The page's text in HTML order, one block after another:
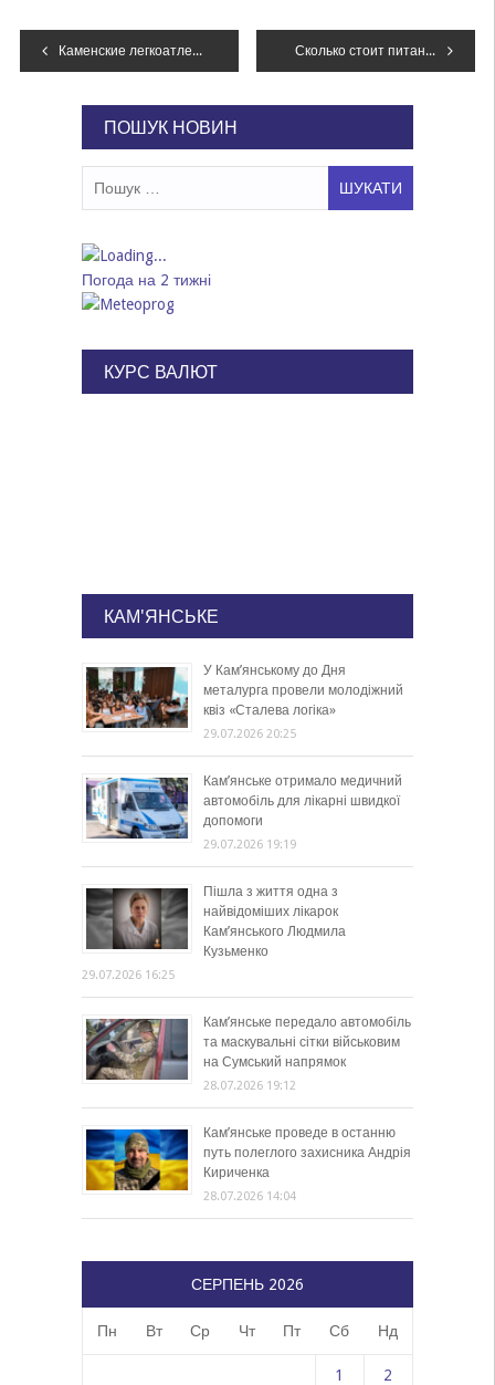
Навігація
Каменские легкоатлеты примут участие в международных соревнованиях Сколько стоит питание в садиках Каменского
ПОШУК НОВИН
Погода на 2 тижні
КУРС ВАЛЮТ
КАМ'ЯНСЬКЕ
У Кам’янському до Дня
металурга провели молодіжний
квіз «Сталева логіка»
29.07.2026 20:25
Кам’янське отримало медичний
автомобіль для лікарні швидкої
допомоги
29.07.2026 19:19
Пішла з життя одна з
найвідоміших лікарок
Кам’янського Людмила
Кузьменко
29.07.2026 16:25
Кам’янське передало автомобіль
та маскувальні сітки військовим
на Сумський напрямок
28.07.2026 19:12
Кам’янське проведе в останню
путь полеглого захисника Андрія
Кириченка
28.07.2026 14:04
СЕРПЕНЬ 2026
Пн Вт Ср Чт Пт Сб Нд
1 2